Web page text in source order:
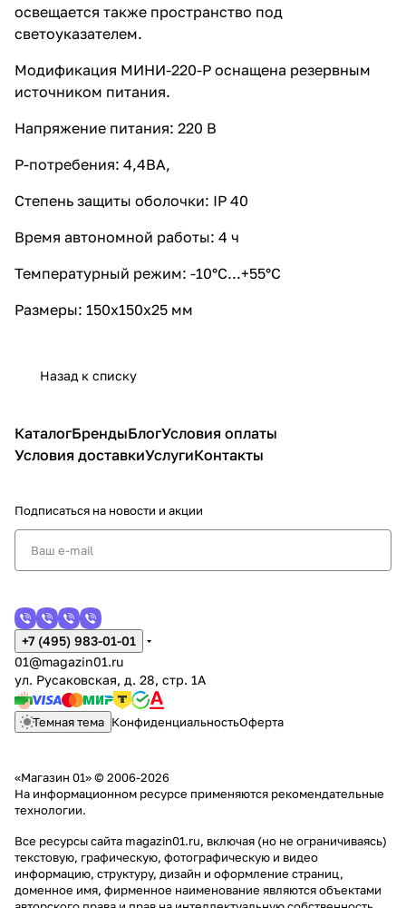
освещается также пространство под
светоуказателем.
Модификация МИНИ-220-Р оснащена резервным
источником питания.
Напряжение питания: 220 В
P-потребения: 4,4ВА,
Степень защиты оболочки: IP 40
Время автономной работы: 4 ч
Температурный режим: -10°C...+55°C
Размеры: 150х150х25 мм
Назад к списку
КаталогБрендыБлогУсловия оплаты
Условия доставкиУслугиКонтакты
Подписаться на новости и акции
+7 (495) 983-01-01
01@magazin01.ru
ул. Русаковская, д. 28, стр. 1А
Темная тема КонфиденциальностьОферта
«Магазин 01» © 2006-2026
На информационном ресурсе применяются рекомендательные
технологии.
Все ресурсы сайта magazin01.ru, включая (но не ограничиваясь)
текстовую, графическую, фотографическую и видео
информацию, структуру, дизайн и оформление страниц,
доменное имя, фирменное наименование являются объектами